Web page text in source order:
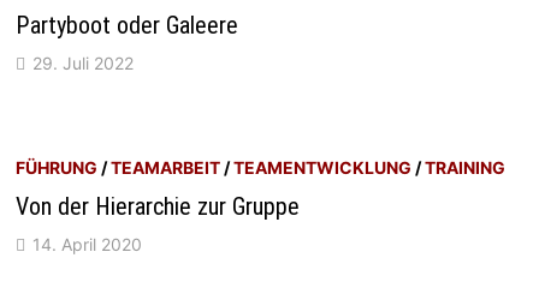
Partyboot oder Galeere
29. Juli 2022
FÜHRUNG /TEAMARBEIT /TEAMENTWICKLUNG /TRAINING
Von der Hierarchie zur Gruppe
14. April 2020